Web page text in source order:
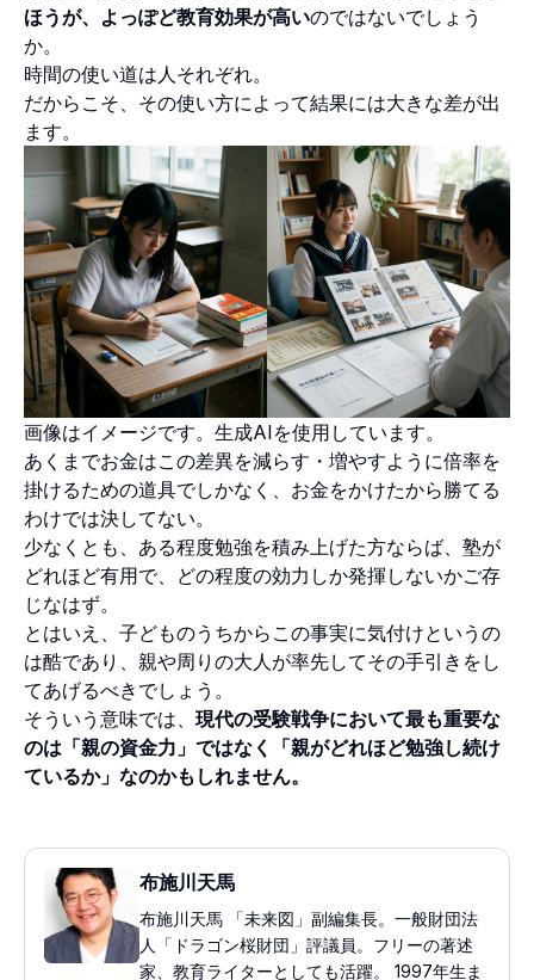
ほうが、よっぽど教育効果が高いのではないでしょう
か。
時間の使い道は人それぞれ。
だからこそ、その使い方によって結果には大きな差が出
ます。
画像はイメージです。生成AIを使用しています。
あくまでお金はこの差異を減らす・増やすように倍率を
掛けるための道具でしかなく、お金をかけたから勝てる
わけでは決してない。
少なくとも、ある程度勉強を積み上げた方ならば、塾が
どれほど有用で、どの程度の効力しか発揮しないかご存
じなはず。
とはいえ、子どものうちからこの事実に気付けというの
は酷であり、親や周りの大人が率先してその手引きをし
てあげるべきでしょう。
そういう意味では、 現代の受験戦争において最も重要な
のは「親の資金力」ではなく「親がどれほど勉強し続け
ているか」なのかもしれません。
布施川天馬
布施川天馬 「未来図」副編集長。一般財団法
人「ドラゴン桜財団」評議員。フリーの著述
家、教育ライターとしても活躍。 1997年生ま